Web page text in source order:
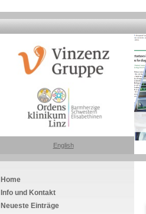
English
Home
Info und Kontakt
Neueste Einträge